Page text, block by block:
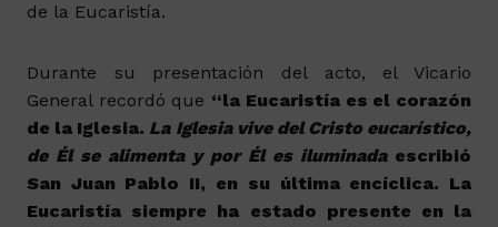
de la Eucaristía.
Durante su presentación del acto, el Vicario
General recordó que “la Eucaristía es el corazón
de la Iglesia. La Iglesia vive del Cristo eucarístico,
de Él se alimenta y por Él es iluminada escribió
San Juan Pablo II, en su última encíclica. La
Eucaristía siempre ha estado presente en la